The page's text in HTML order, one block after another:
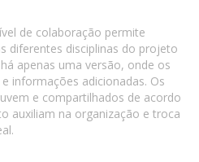
de colaboração permite
diferentes disciplinas do projeto
apenas uma versão, onde os
informações adicionadas. Os
e compartilhados de acordo
auxiliam na organização e troca